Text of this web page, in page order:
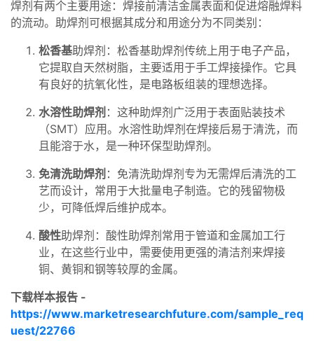
焊剂有两个主要用途：焊接前清洁金属表面和促进熔融焊料
的流动。助焊剂可根据其成分和用途分为不同类别：
松香基助焊剂：松香基助焊剂传统上用于电子产品，
它提取自天然树脂，主要适用于手工焊接操作。它具
有良好的抗氧化性，是电路板组装的理想选择。
水溶性助焊剂 ：这种助焊剂广泛用于表面贴装技术
（SMT）应用。水溶性助焊剂在焊接后易于清洗，而
且能溶于水，是一种环保型助焊剂。
免清洗助焊剂 ：免清洗助焊剂专为无需焊后清洗的工
艺而设计，常用于大批量电子制造。它的残留物极
少，可降低焊后维护成本。
酸性助焊剂：酸性助焊剂常用于管道和金属加工行
业，在这些行业中，需要使用更强的清洁剂来焊接
铜、黄铜和钢等较厚的金属。
下载样本报告 -
https://www.marketresearchfuture.com/sample_req
uest/22766